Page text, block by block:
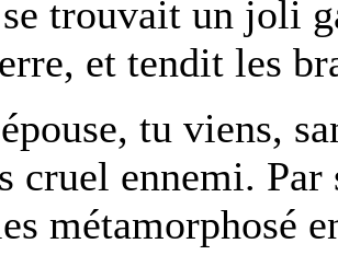
trouvait un joli
et tendit les
tu viens,
cruel ennemi.
métamorphosé